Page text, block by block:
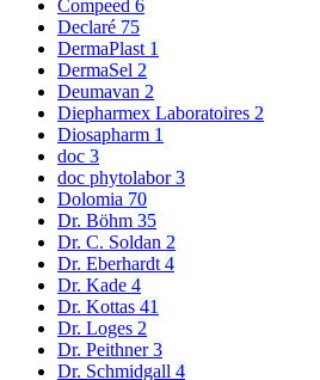
Compeed 6
Declaré 75
DermaPlast 1
DermaSel 2
Deumavan 2
Diepharmex Laboratoires 2
Diosapharm 1
doc 3
doc phytolabor3
Dolomia 70
Dr. Böhm 35
Dr. C. Soldan 2
Dr. Eberhardt 4
Dr. Kade 4
Dr. Kottas 41
Dr. Loges 2
Dr. Peithner3
Dr. Schmidgall 4